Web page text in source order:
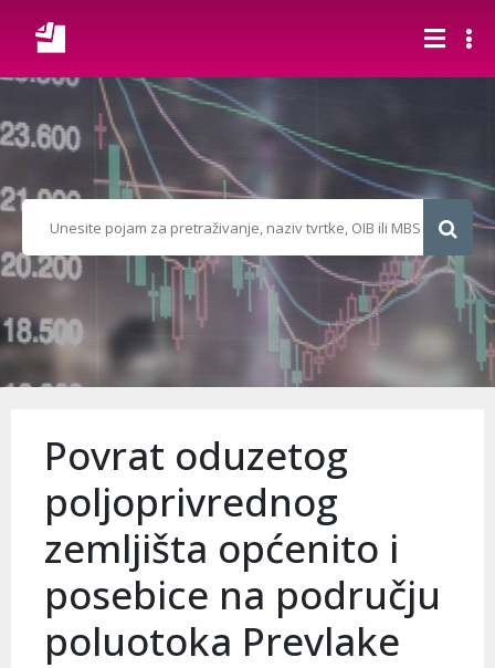
Povrat oduzetog
poljoprivrednog
zemljišta općenito i
posebice na području
poluotoka Prevlake